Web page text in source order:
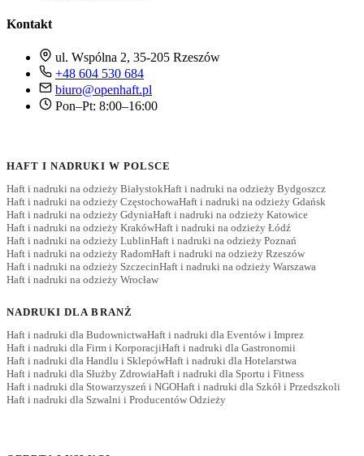
Kontakt
ul. Wspólna 2, 35-205 Rzeszów
+48 604 530 684
biuro@openhaft.pl
Pon–Pt: 8:00–16:00
HAFT I NADRUKI W POLSCE
Haft i nadruki na odzieży BiałystokHaft i nadruki na odzieży Bydgoszcz
Haft i nadruki na odzieży CzęstochowaHaft i nadruki na odzieży Gdańsk
Haft i nadruki na odzieży GdyniaHaft i nadruki na odzieży Katowice
Haft i nadruki na odzieży KrakówHaft i nadruki na odzieży Łódź
Haft i nadruki na odzieży LublinHaft i nadruki na odzieży Poznań
Haft i nadruki na odzieży RadomHaft i nadruki na odzieży Rzeszów
Haft i nadruki na odzieży SzczecinHaft i nadruki na odzieży Warszawa
Haft i nadruki na odzieży Wrocław
NADRUKI DLA BRANŻ
Haft i nadruki dla BudownictwaHaft i nadruki dla Eventów i Imprez
Haft i nadruki dla Firm i KorporacjiHaft i nadruki dla Gastronomii
Haft i nadruki dla Handlu i SklepówHaft i nadruki dla Hotelarstwa
Haft i nadruki dla Służby ZdrowiaHaft i nadruki dla Sportu i Fitness
Haft i nadruki dla Stowarzyszeń i NGOHaft i nadruki dla Szkół i Przedszkoli
Haft i nadruki dla Szwalni i Producentów Odzieży